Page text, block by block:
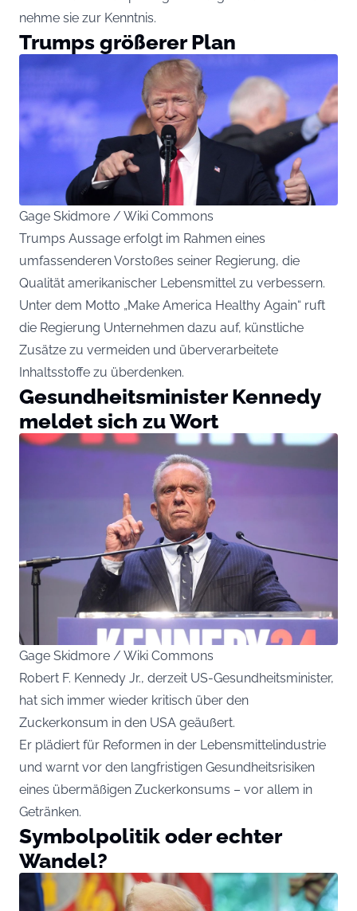
nehme sie zur Kenntnis.
Trumps größerer Plan
Gage Skidmore / Wiki Commons
Trumps Aussage erfolgt im Rahmen eines
umfassenderen Vorstoßes seiner Regierung, die
Qualität amerikanischer Lebensmittel zu verbessern.
Unter dem Motto „Make America Healthy Again“ ruft
die Regierung Unternehmen dazu auf, künstliche
Zusätze zu vermeiden und überverarbeitete
Inhaltsstoffe zu überdenken.
Gesundheitsminister Kennedy
meldet sich zu Wort
Gage Skidmore / Wiki Commons
Robert F. Kennedy Jr., derzeit US-Gesundheitsminister,
hat sich immer wieder kritisch über den
Zuckerkonsum in den USA geäußert.
Er plädiert für Reformen in der Lebensmittelindustrie
und warnt vor den langfristigen Gesundheitsrisiken
eines übermäßigen Zuckerkonsums – vor allem in
Getränken.
Symbolpolitik oder echter
Wandel?